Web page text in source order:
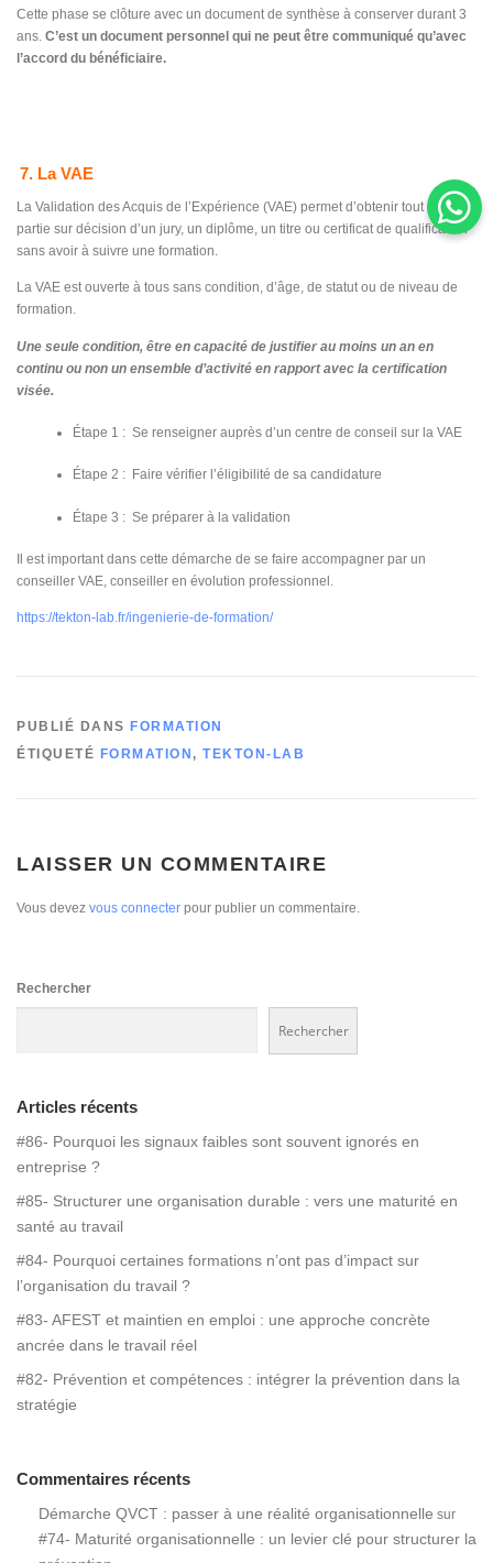
Cette phase se clôture avec un document de synthèse à conserver durant 3
ans. C’est un document personnel qui ne peut être communiqué qu’avec
l’accord du bénéficiaire.
7. La VAE
La Validation des Acquis de l’Expérience (VAE) permet d’obtenir tout ou
partie sur décision d’un jury, un diplôme, un titre ou certificat de qualification
sans avoir à suivre une formation.
La VAE est ouverte à tous sans condition, d’âge, de statut ou de niveau de
formation.
Une seule condition, être en capacité de justifier au moins un an en
continu ou non un ensemble d’activité en rapport avec la certification
visée.
Étape 1 : Se renseigner auprès d’un centre de conseil sur la VAE
Étape 2 : Faire vérifier l’éligibilité de sa candidature
Étape 3 : Se préparer à la validation
Il est important dans cette démarche de se faire accompagner par un
conseiller VAE, conseiller en évolution professionnel.
https://tekton-lab.fr/ingenierie-de-formation/
PUBLIÉ DANS FORMATION
ÉTIQUETÉ FORMATION , TEKTON-LAB
LAISSER UN COMMENTAIRE
Vous devez vous connecter pour publier un commentaire.
Rechercher
Rechercher
Articles récents
#86- Pourquoi les signaux faibles sont souvent ignorés en
entreprise ?
#85- Structurer une organisation durable : vers une maturité en
santé au travail
#84- Pourquoi certaines formations n’ont pas d’impact sur
l’organisation du travail ?
#83- AFEST et maintien en emploi : une approche concrète
ancrée dans le travail réel
#82- Prévention et compétences : intégrer la prévention dans la
stratégie
Commentaires récents
Démarche QVCT : passer à une réalité organisationnelle sur
#74- Maturité organisationnelle : un levier clé pour structurer la